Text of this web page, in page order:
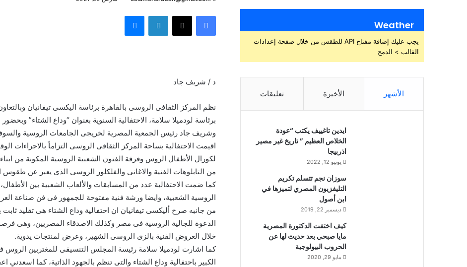
فيسبوك لينكدإن
د / شريف جاد
نظم المركز الثقافى الروسى بالقاهرة برئاسة اليكسى تيفانيان
برئاسة لودميلا سلامة، الاحتفالية السنوية بعنوان “وداع الشتاء”
وشريف جاد رئيس الجمعية المصرية لخريجى الجامعات الروسية
اقيمت الاحتفالية بساحة المركز الثقافى الروسى التزاماً بالاجراءات
لكورال الأطفال الروس وفرقة الفنون الشعبية الروسية المكونة من
من التابلوهات الفنية والاغانى والفلكلور الروسى الذى يعبر عن
كما ضمت الاحتفالية عدد من المسابقات والألعاب الشعبية بين
الروسية الشعبية، وايضا ورشة فنية مفتوحة للجمهور فى فن صناعة
من جانبه صرح أليكسى تيفانيان ان احتفالية وداع الشتاء هى تقليد
الدعوة للجالية الروسية فى مصر وكذلك الاصدقاء المصريين، وهى
خلال العروض الفنية بالزى الروسى الشهير، وعرض لمنتجات يدوية.
كما اشارت لودميلا سلامة رئيسة المجلس التنسيقى للمغتربين الروس
الكبير باحتفالية وداع الشتاء والتى تنظم بالجهود الذاتية، كما
Weather
يجب عليك إضافة مفتاح API للطقس من خلال صفحة إعدادات
القالب > الدمج
الأشهر الأخيرة تعليقات
ايدين تاغييف يكتب “عودة
الخلاص العظيم ” تاريخ غير مصير
اذربيجا
يونيو 12, 2022
سوزان نجم تتسلم تكريم
التليفزيون المصري لتميزها في
ابن أصول
ديسمبر 22, 2019
كيف اختفت الدكتورة المصرية
مايا صبحي بعد حديث لها عن
الحروب البيولوجية
مايو 29, 2020